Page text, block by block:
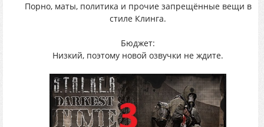
Порно, маты, политика и прочие запрещённые вещи в
стиле Клинга.
Бюджет:
Низкий, поэтому новой озвучки не ждите.